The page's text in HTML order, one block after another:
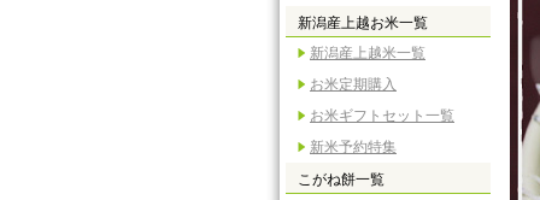
新潟産上越お米一覧
新潟産上越米一覧
お米定期購入
お米ギフトセット一覧
新米予約特集
こがね餅一覧